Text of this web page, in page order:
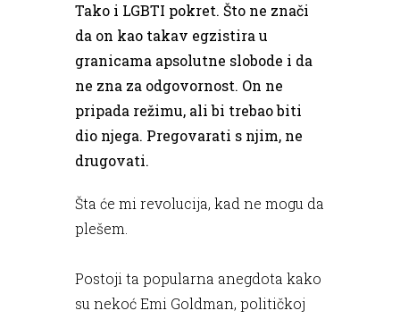
Tako i LGBTI pokret. Što ne znači
da on kao takav egzistira u
granicama apsolutne slobode i da
ne zna za odgovornost. On ne
pripada režimu, ali bi trebao biti
dio njega. Pregovarati s njim, ne
drugovati.
Šta će mi revolucija, kad ne mogu da
plešem.
Postoji ta popularna anegdota kako
su nekoć Emi Goldman, političkoj